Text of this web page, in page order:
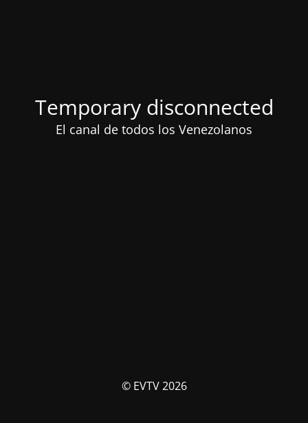
Temporary disconnected
El canal de todos los Venezolanos
© EVTV 2026